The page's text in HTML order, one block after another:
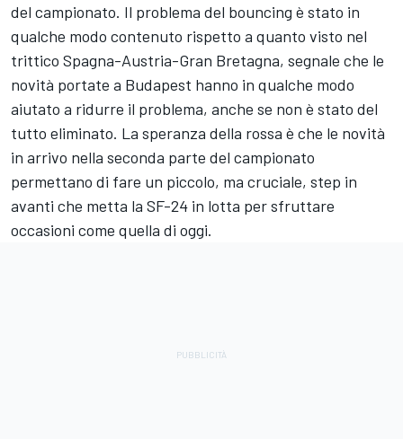
del campionato. Il problema del bouncing è stato in
qualche modo contenuto rispetto a quanto visto nel
trittico Spagna-Austria-Gran Bretagna, segnale che le
novità portate a Budapest hanno in qualche modo
aiutato a ridurre il problema, anche se non è stato del
tutto eliminato. La speranza della rossa è che le novità
in arrivo nella seconda parte del campionato
permettano di fare un piccolo, ma cruciale, step in
avanti che metta la SF-24 in lotta per sfruttare
occasioni come quella di oggi.